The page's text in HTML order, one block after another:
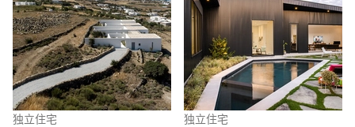
独立住宅
独立住宅